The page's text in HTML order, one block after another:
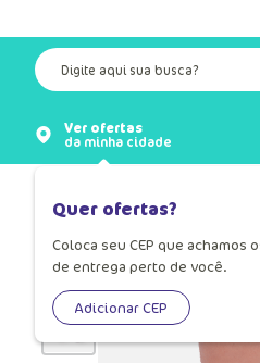
Digite aqui sua busca?
Ver ofertas
da minha cidade
Quer ofertas?
Coloca seu CEP que achamos
de entrega perto de você.
Adicionar CEP